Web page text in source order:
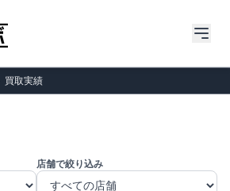
買取実績
店舗で絞り込み